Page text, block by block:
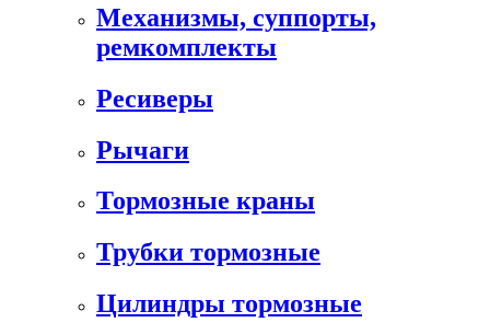
Механизмы, суппорты,
ремкомплекты
Ресиверы
Рычаги
Тормозные краны
Трубки тормозные
Цилиндры тормозные